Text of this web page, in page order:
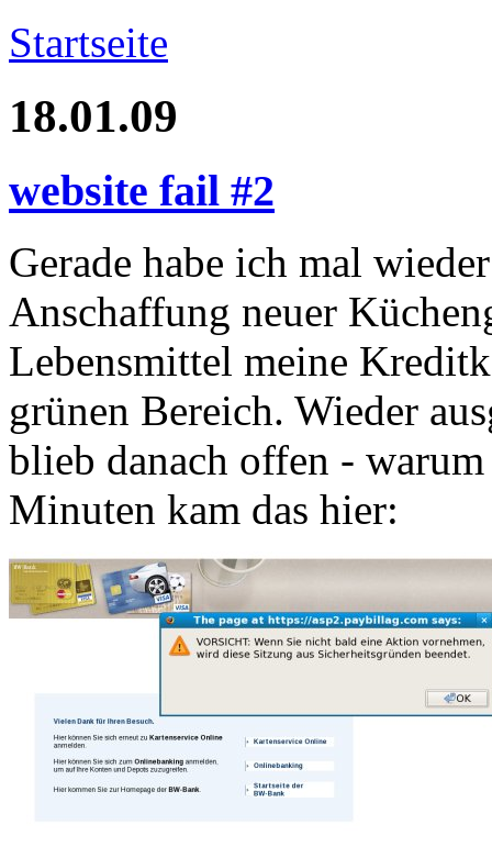
Startseite
18.01.09
website fail #2
Gerade habe ich mal
Anschaffung neuer
Lebensmittel meine
grünen Bereich. Wieder
blieb danach offen -
Minuten kam das hier: